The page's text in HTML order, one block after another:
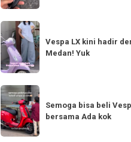
Tahun
Baru
Punya
bestie
yang
Tag
Vespa
LX
kini
hadir
dengan
150cc
tiba
di
Vespa LX kini hadir
Medan! Yuk
Semoga
bisa
beli
Vespa
Semoga bisa beli
bersama Ada kok